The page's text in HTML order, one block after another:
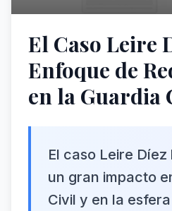
El Caso Leire
Enfoque de
en la Guardia
El caso Leire
un gran impacto
Civil y en la